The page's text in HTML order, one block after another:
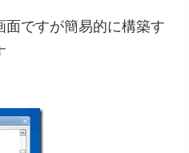
面ですが簡易的に構築す